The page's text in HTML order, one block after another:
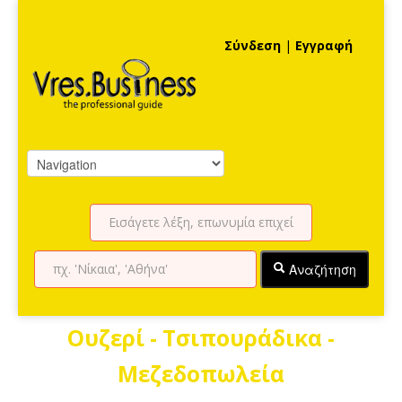
Σύνδεση | Εγγραφή
Αναζήτηση
Ουζερί - Τσιπουράδικα -
Μεζεδοπωλεία